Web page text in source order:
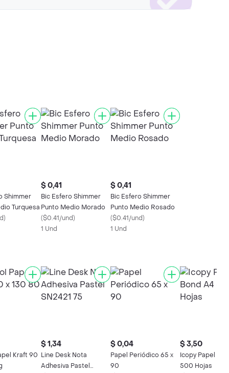
Shimmer
Turquesa
)
$ 0,41
Bic Esfero Shimmer
Punto Medio Morado
($0.41/und)
1 Und
$ 0,41
Bic Esfero Shimmer
Punto Medio Rosado
($0.41/und)
1 Und
Kraft 90
$ 1,34
Line Desk Nota
Adhesiva Pastel
$ 0,04
Papel Periódico 65 x
90
$ 3,50
Icopy Papel
500 Hojas